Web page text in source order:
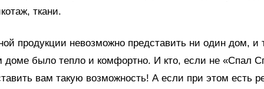
ткани.
продукции невозможно представить ни один дом, и
доме было тепло и комфортно. И кто, если не «Спал
вам такую возможность! А если при этом есть